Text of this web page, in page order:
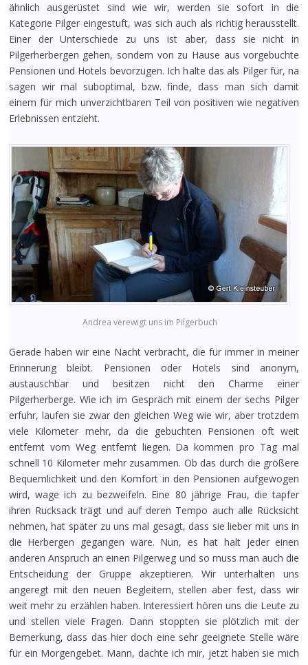
ähnlich ausgerüstet sind wie wir, werden sie sofort in die
Kategorie Pilger eingestuft, was sich auch als richtig herausstellt.
Einer der Unterschiede zu uns ist aber, dass sie nicht in
Pilgerherbergen gehen, sondern von zu Hause aus vorgebuchte
Pensionen und Hotels bevorzugen. Ich halte das als Pilger für, na
sagen wir mal suboptimal, bzw. finde, dass man sich damit
einem für mich unverzichtbaren Teil von positiven wie negativen
Erlebnissen entzieht.
Andrea verewigt uns im Pilgerbuch
Gerade haben wir eine Nacht verbracht, die für immer in meiner
Erinnerung bleibt. Pensionen oder Hotels sind anonym,
austauschbar und besitzen nicht den Charme einer
Pilgerherberge. Wie ich im Gespräch mit einem der sechs Pilger
erfuhr, laufen sie zwar den gleichen Weg wie wir, aber trotzdem
viele Kilometer mehr, da die gebuchten Pensionen oft weit
entfernt vom Weg entfernt liegen. Da kommen pro Tag mal
schnell 10 Kilometer mehr zusammen. Ob das durch die größere
Bequemlichkeit und den Komfort in den Pensionen aufgewogen
wird, wage ich zu bezweifeln. Eine 80 jährige Frau, die tapfer
ihren Rucksack trägt und auf deren Tempo auch alle Rücksicht
nehmen, hat später zu uns mal gesagt, dass sie lieber mit uns in
die Herbergen gegangen wäre. Nun, es hat halt jeder einen
anderen Anspruch an einen Pilgerweg und so muss man auch die
Entscheidung der Gruppe akzeptieren. Wir unterhalten uns
angeregt mit den neuen Begleitern, stellen aber fest, dass wir
weit mehr zu erzählen haben. Interessiert hören uns die Leute zu
und stellen viele Fragen. Dann stoppten sie plötzlich mit der
Bemerkung, dass das hier doch eine sehr geeignete Stelle wäre
für ein Morgengebet. Mann, dachte ich mir, jetzt haben sie mich